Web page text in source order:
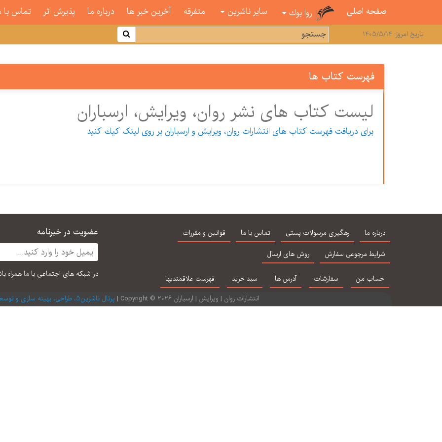
صفحه اصلی روا بوك سایر ناشرین متفرقه آخرین خبر ها درباره ما پذیرش اثر تماس با
تاریخ امروز: 1405/5/14
فهرست كتاب ها
لیست کتاب های نشر روان، ویرایش، ارسباران
برای دریافت فهرست كتاب های انتشارات روان، ویرایش و ارسباران بر روی لینک كیك كنید
درباره ما رهگیری مرسولات پستی تماس با ما
قوانین و مقررات
شرایط مرجوعی سفارش
روش های ارسال
حساب من سفارشات آدرس ها سبد خرید فهرست علاقمندیها
عضویت در خبرنامه
در شبكه های اجتماعی با ما همراه
انتشارات روان | ویرایش | ارسباران 2026 © Copyright | پرتال ناشرین5، طراحی، بهینه سازی و توسعه: ارتباط قرینه